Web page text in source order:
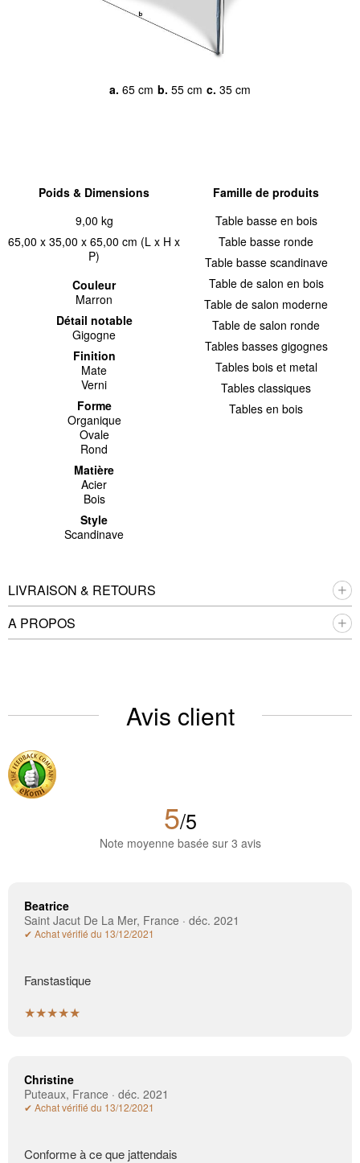
a. 65 cm b. 55 cm c. 35 cm
Poids & Dimensions
9,00 kg
65,00 x 35,00 x 65,00 cm (L x H x
P)
Couleur
Marron
Détail notable
Gigogne
Finition
Mate
Verni
Forme
Organique
Ovale
Rond
Matière
Acier
Bois
Style
Scandinave
Famille de produits
Table basse en bois
Table basse ronde
Table basse scandinave
Table de salon en bois
Table de salon moderne
Table de salon ronde
Tables basses gigognes
Tables bois et metal
Tables classiques
Tables en bois
LIVRAISON & RETOURS
A PROPOS
Avis client
5/5
Note moyenne basée sur 3 avis
Beatrice
Saint Jacut De La Mer, France · déc. 2021
✔ Achat vérifié du 13/12/2021
Fanstastique
★★★★★
Christine
Puteaux, France · déc. 2021
✔ Achat vérifié du 13/12/2021
Conforme à ce que jattendais